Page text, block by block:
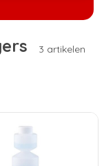
3 artikelen